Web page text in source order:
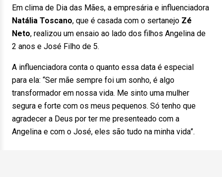
Em clima de Dia das Mães, a empresária e influenciadora
Natália Toscano, que é casada com o sertanejo Zé
Neto, realizou um ensaio ao lado dos filhos Angelina de
2 anos e José Filho de 5.
A influenciadora conta o quanto essa data é especial
para ela: “Ser mãe sempre foi um sonho, é algo
transformador em nossa vida. Me sinto uma mulher
segura e forte com os meus pequenos. Só tenho que
agradecer a Deus por ter me presenteado com a
Angelina e com o José, eles são tudo na minha vida”.